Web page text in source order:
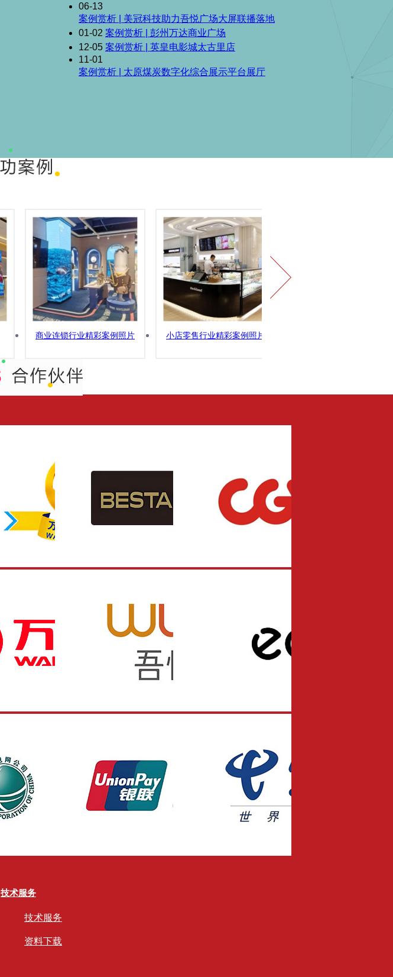
06-13
案例赏析 | 美冠科技助力吾悦广场大屏联播落地
01-02 案例赏析 | 彭州万达商业广场
12-05 案例赏析 | 英皇电影城太古里店
11-01
案例赏析 | 太原煤炭数字化综合展示平台展厅
商业连锁行业精彩案例照片 小店零售行业精彩案例照片
技术服务
技术服务
资料下载